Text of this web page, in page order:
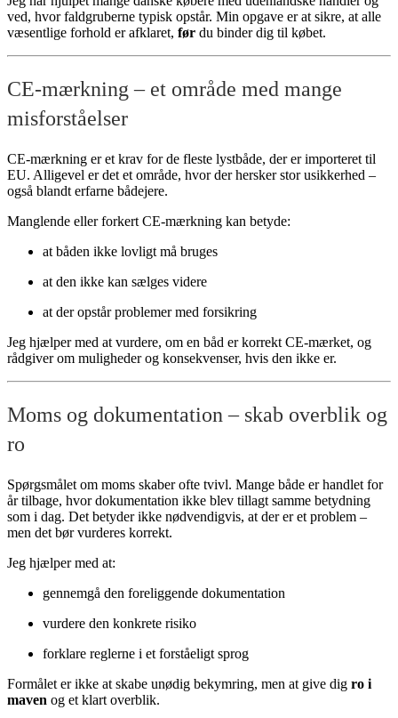
ved, hvor faldgruberne typisk opstår. Min opgave er at sikre, at alle
væsentlige forhold er afklaret, før du binder dig til købet.
CE-mærkning – et område med mange
misforståelser
CE-mærkning er et krav for de fleste lystbåde, der er importeret til
EU. Alligevel er det et område, hvor der hersker stor usikkerhed –
også blandt erfarne bådejere.
Manglende eller forkert CE-mærkning kan betyde:
at båden ikke lovligt må bruges
at den ikke kan sælges videre
at der opstår problemer med forsikring
Jeg hjælper med at vurdere, om en båd er korrekt CE-mærket, og
rådgiver om muligheder og konsekvenser, hvis den ikke er.
Moms og dokumentation – skab overblik og
ro
Spørgsmålet om moms skaber ofte tvivl. Mange både er handlet for
år tilbage, hvor dokumentation ikke blev tillagt samme betydning
som i dag. Det betyder ikke nødvendigvis, at der er et problem –
men det bør vurderes korrekt.
Jeg hjælper med at:
gennemgå den foreliggende dokumentation
vurdere den konkrete risiko
forklare reglerne i et forståeligt sprog
Formålet er ikke at skabe unødig bekymring, men at give dig ro i
maven og et klart overblik.